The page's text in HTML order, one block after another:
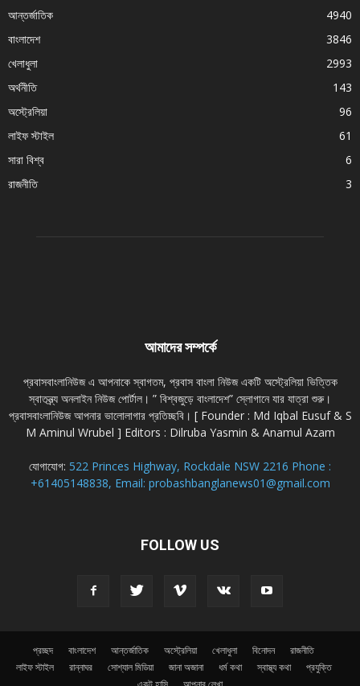
আন্তর্জাতিক
4940
বাংলাদেশ
3846
খেলাধুলা
2993
অর্থনীতি
143
অস্ট্রেলিয়া
96
লাইফ স্টাইল
61
সারা বিশ্ব
6
রাজনীতি
3
আমাদের সম্পর্কে
প্রবাসবাংলানিউজ এ আপনাকে স্বাগতম, প্রবাস বাংলা নিউজ একটি অস্ট্রেলিয়া ভিত্তিক
স্বাতন্ত্র্য অনলাইন নিউজ পোর্টাল। ” বিশ্বজুড়ে বাংলাদেশ” স্লোগানে যার যাত্রা শুরু।
প্রবাসবাংলানিউজ আপনার ভালোলাগার প্রতিচ্ছবি। [ Founder : Md Iqbal Eusuf & S
M Aminul Wrubel ] Editors : Dilruba Yasmin & Anamul Azam
যোগাযোগ: 522 Princes Highway, Rockdale NSW 2216 Phone :
+61405148838, Email: probashbanglanews01@gmail.com
FOLLOW US
প্রচ্ছদ বাংলাদেশ আন্তর্জাতিক অস্ট্রেলিয়া খেলাধুলা বিনোদন
রাজনীতি
লাইফ স্টাইল
রান্নাঘর সোশ্যাল মিডিয়া জানা অজানা ধর্ম কথা স্বাস্থ্য কথা
প্রযুক্তি